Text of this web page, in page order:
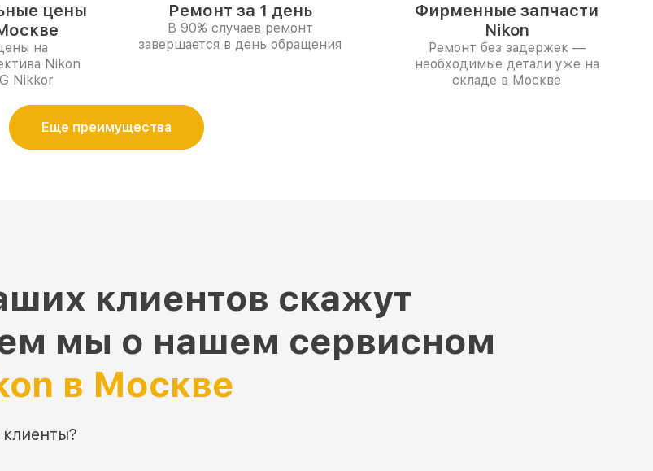
цены
на
Nikon
Nikkor
Ремонт за 1 день
В 90% случаев ремонт
завершается в день обращения
Фирменные запчасти
Nikon
Ремонт без задержек —
необходимые детали уже на
складе в Москве
Еще преимущества
клиентов скажут
мы о нашем сервисном
в Москве